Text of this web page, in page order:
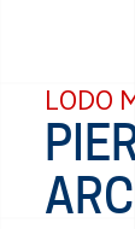
LODO